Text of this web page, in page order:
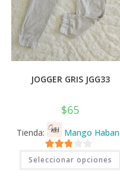
JOGGER GRIS JGG33
$65
Tienda: Mango
2.71
de 5
Seleccionar opciones